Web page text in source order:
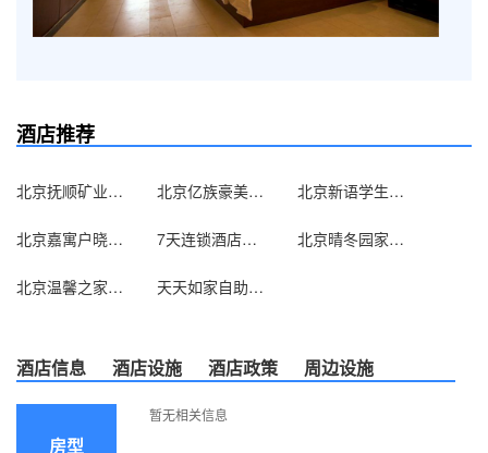
酒店推荐
北京抚顺矿业集团北京办事处 北京亿族豪美宾馆 北京新语学生求职公寓
北京嘉寓户晓酒店式公寓（原家喻户晓酒店式公寓） 7天连锁酒店（北京双井地铁家乐福店） 北京晴冬园家庭旅馆
北京温馨之家旅馆 天天如家自助服务式公寓（北京西直门店）
酒店信息 酒店设施 酒店政策 周边设施
房型
暂无相关信息